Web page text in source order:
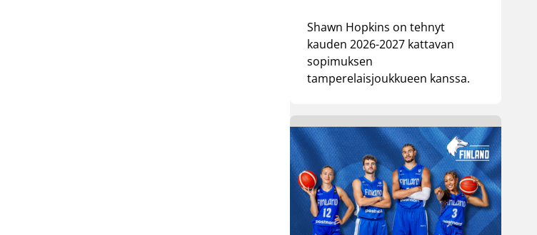
Shawn Hopkins on tehnyt
kauden 2026-2027 kattavan
sopimuksen
tamperelaisjoukkueen kanssa.